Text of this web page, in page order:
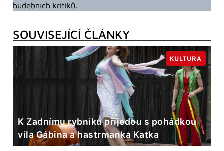
hudebních kritiků.
SOUVISEJÍCÍ ČLÁNKY
K Zadnímu rybníku přijedou s pohádkou
víla Gábina a hastrmanka Katka
KULTURA